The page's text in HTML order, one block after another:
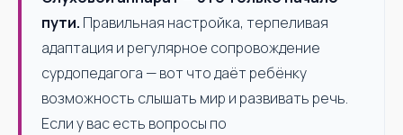
пути. Правильная настройка, терпеливая
адаптация и регулярное сопровождение
сурдопедагога — вот что даёт ребёнку
возможность слышать мир и развивать речь.
Если у вас есть вопросы по